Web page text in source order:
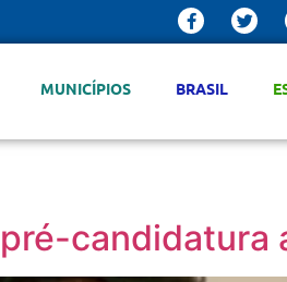
MUNICÍPIOS BRASIL
candidatura